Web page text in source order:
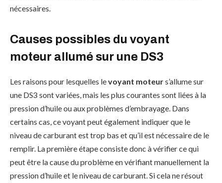
nécessaires.
Causes possibles du voyant
moteur allumé sur une DS3
Les raisons pour lesquelles levoyant moteurs’allume sur
une DS3 sont variées, mais les plus courantes sont liées à la
pression d’huile ou aux problèmes d’embrayage. Dans
certains cas, ce voyant peut également indiquer que le
niveau de carburant est trop bas et qu’il est nécessaire de le
remplir. La première étape consiste donc à vérifier ce qui
peut être la cause du problème en vérifiant manuellement la
pression d’huile et le niveau de carburant. Si cela ne résout